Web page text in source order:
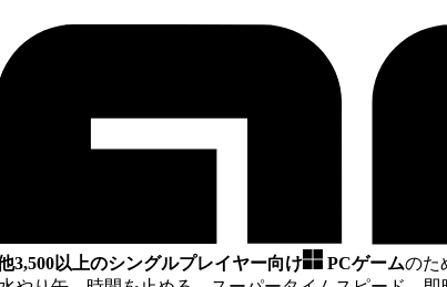
3,500以上のシングルプレイヤー向け PCゲームのた